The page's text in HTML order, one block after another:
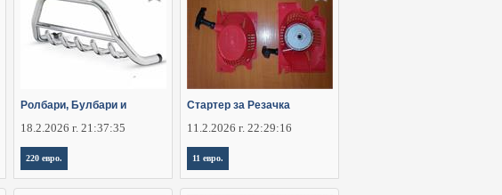
Ролбари, Булбари и
18.2.2026 г. 21:37:35
220 евро.
Стартер за Резачка
11.2.2026 г. 22:29:16
11 евро.